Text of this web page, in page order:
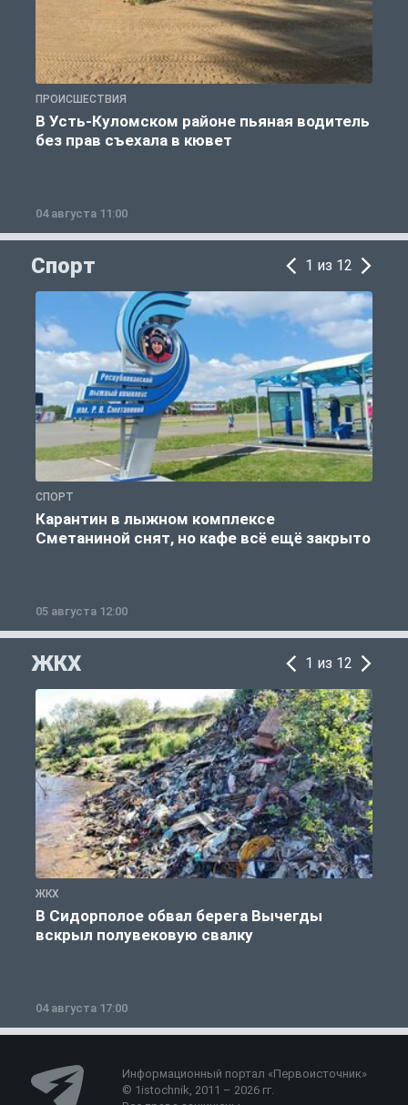
ПРОИСШЕСТВИЯ
В Усть-Куломском районе пьяная водитель
без прав съехала в кювет
04 августа 11:00
Спорт 1 из 12
СПОРТ
Карантин в лыжном комплексе
Сметаниной снят, но кафе всё ещё закрыто
05 августа 12:00
ЖКХ 1 из 12
ЖКХ
В Сидорполое обвал берега Вычегды
вскрыл полувековую свалку
04 августа 17:00
Информационный портал «Первоисточник»
© 1istochnik, 2011 – 2026 гг.